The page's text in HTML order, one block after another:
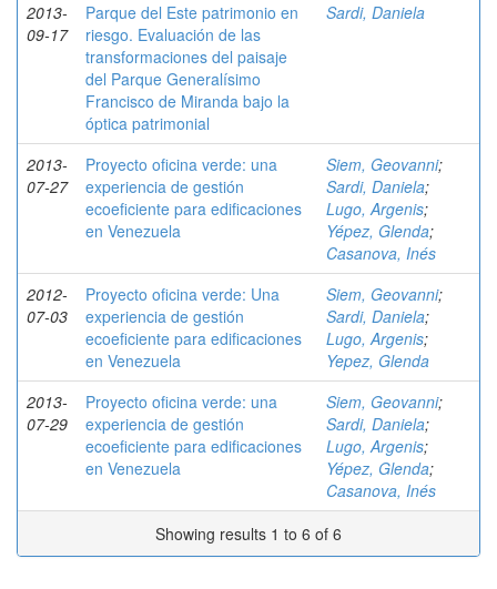
2013-
09-17
Parque del Este patrimonio en
riesgo. Evaluación de las
transformaciones del paisaje
del Parque Generalísimo
Francisco de Miranda bajo la
óptica patrimonial
Sardi, Daniela
2013-
07-27
Proyecto oficina verde: una
experiencia de gestión
ecoeficiente para edificaciones
en Venezuela
Siem, Geovanni;
Sardi, Daniela;
Lugo, Argenis;
Yépez, Glenda;
Casanova, Inés
2012-
07-03
Proyecto oficina verde: Una
experiencia de gestión
ecoeficiente para edificaciones
en Venezuela
Siem, Geovanni;
Sardi, Daniela;
Lugo, Argenis;
Yepez, Glenda
2013-
07-29
Proyecto oficina verde: una
experiencia de gestión
ecoeficiente para edificaciones
en Venezuela
Siem, Geovanni;
Sardi, Daniela;
Lugo, Argenis;
Yépez, Glenda;
Casanova, Inés
Showing results 1 to 6 of 6